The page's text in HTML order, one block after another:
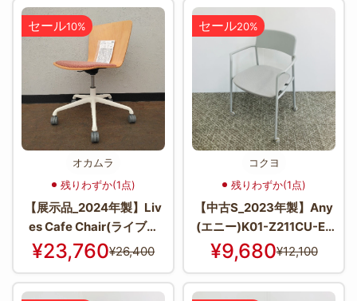
セール10%
オカムラ
残りわずか(1点)
【展示品_2024年製】Liv
es Cafe Chair(ライブス
カフェチェア) L423FV-F
¥23,760¥26,400
セール20%
コクヨ
残りわずか(1点)
【中古S_2023年製】Any
(エニー)K01-Z211CU-E2
G2E21
¥9,680¥12,100